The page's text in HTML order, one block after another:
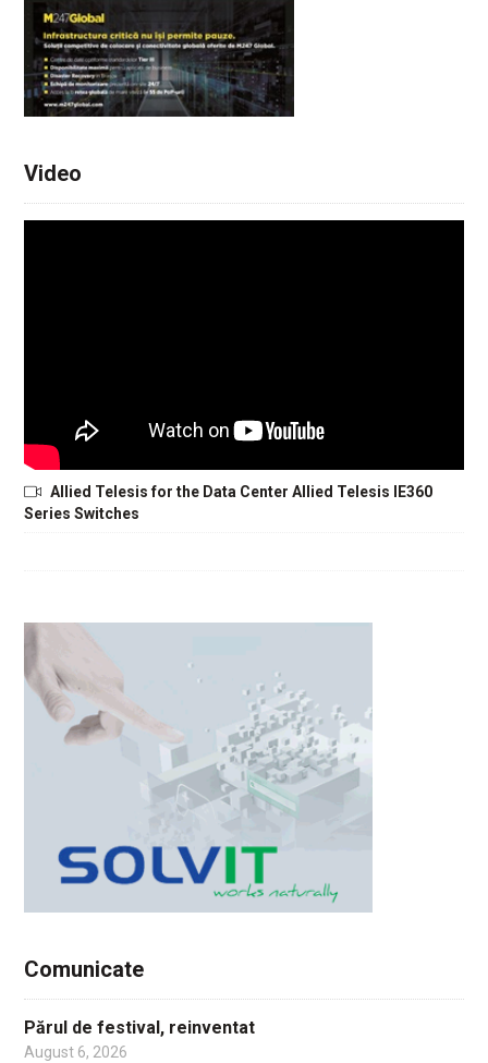
Video
Allied Telesis for the Data Center Allied Telesis IE360
Series Switches
Comunicate
Părul de festival, reinventat
August 6, 2026